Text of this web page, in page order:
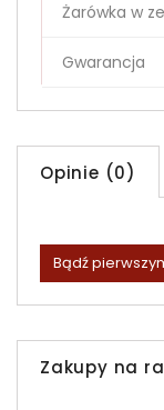
Żarówka w
Gwarancja
Opinie (0)
Bądź
Zakupy na